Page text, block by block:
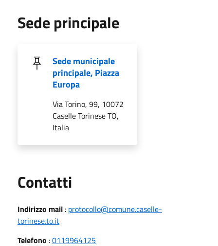
Sede principale
Sede municipale
principale, Piazza
Europa
Via Torino, 99, 10072
Caselle Torinese TO,
Italia
Contatti
Indirizzo mail : protocollo@comune.caselle-
torinese.to.it
Telefono :0119964125